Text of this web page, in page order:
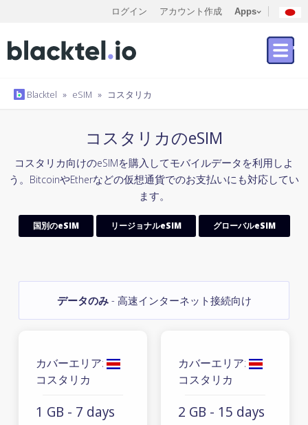
ログイン アカウント作成 Apps
Blacktel » eSIM » コスタリカ
コスタリカのeSIM
コスタリカ向けのeSIMを購入してモバイルデータを利用しよ
う。BitcoinやEtherなどの仮想通貨でのお支払いにも対応してい
ます。
国別のeSIM リージョナルeSIM グローバルeSIM
データのみ- 高速インターネット接続向け
カバーエリア:
コスタリカ
1 GB - 7 days
カバーエリア:
コスタリカ
2 GB - 15 days